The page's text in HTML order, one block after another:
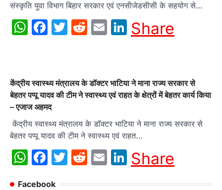
संस्कृति युवा विभाग बिहार सरकार एवं एनसीजेडसीसी के सहयोग से…
WhatsApp
Facebook
Twitter
Reddit
EmailLinkedIn
Share
केंद्रीय स्वास्थ्य मंत्रालय के डॉक्टर भाटिया ने माना राज्य सरकार से
बेहतर पप्पू यादव की टीम ने स्वास्थ्य एवं राहत के क्षेत्रों में बेहतर कार्य किया
– एजाज अहमद
केंद्रीय स्वास्थ्य मंत्रालय के डॉक्टर भाटिया ने माना राज्य सरकार से
बेहतर पप्पू यादव की टीम ने स्वास्थ्य एवं राहत…
WhatsApp
Facebook
Twitter
Reddit
EmailLinkedIn
Share
Facebook